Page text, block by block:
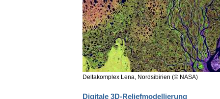
Deltakomplex Lena, Nordsibirien (© NASA)
Digitale 3D-Reliefmodellierung